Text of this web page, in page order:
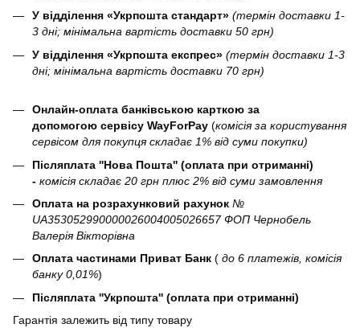
У відділення «Укрпошта стандарт» (термін доставки 1-
3 дні; мінімальна вартість доставки 50 грн)
У відділення «Укрпошта експрес» (термін доставки 1-3
дні; мінімальна вартість доставки 70 грн)
Онлайн-оплата банківською карткою за
допомогою сервісу WayForPay (комісія за користування
сервісом для покупця складає 1% від суми покупки)
Післяплата ''Нова Пошта'' (оплата при отриманні)
- комісія складає 20 грн плюс 2% від суми замовлення
Оплата на розрахунковий рахунок №
UA353052990000026004005026657 ФОП Чернобель
Валерія Вікторівна
Оплата частинами Приват Банк ( до 6 платежів, комісія
банку 0,01%)
Післяплата ''Укрпошта'' (оплата при отриманні)
Гарантія залежить від типу товару